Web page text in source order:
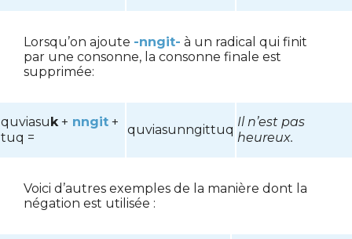
Lorsqu’on ajoute -nngit- à un radical qui finit
par une consonne, la consonne finale est
supprimée:
quviasu k+ nngit +
tuq =
quviasunngittuq
Il n’est pas
heureux.
Voici d’autres exemples de la manière dont la
négation est utilisée :